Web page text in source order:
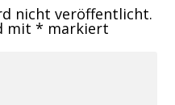
nicht veröffentlicht.
mit* markiert